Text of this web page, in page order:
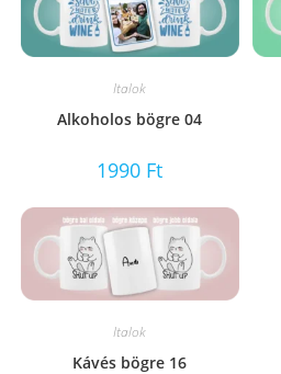
Italok
Alkoholos bögre 04
1990 Ft
Italok
Kávés bögre 16